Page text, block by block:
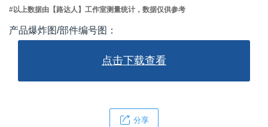
#以上数据由【路达人】工作室测量统计，数据仅供参考
产品爆炸图/部件编号图：
点击下载查看
分享